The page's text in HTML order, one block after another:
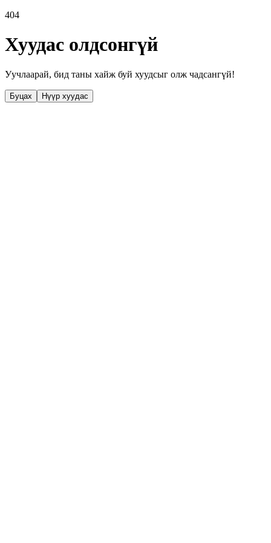
404
Хуудас олдсонгүй
Уучлаарай, бид таны хайж буй хуудсыг олж чадсангүй!
Буцах Нүүр хуудас